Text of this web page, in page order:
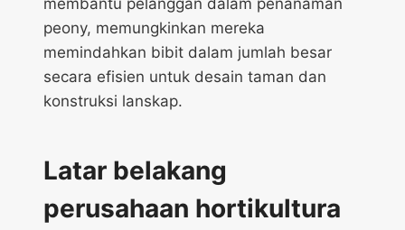
membantu pelanggan dalam penanaman
peony, memungkinkan mereka
memindahkan bibit dalam jumlah besar
secara efisien untuk desain taman dan
konstruksi lanskap.
Latar belakang
perusahaan hortikultura